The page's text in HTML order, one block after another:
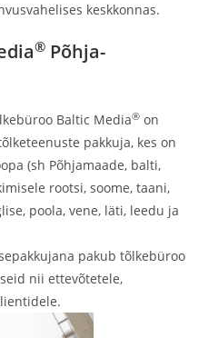
keskkonnas.
® Põhja-
Baltic Media® on
pakkuja, kes on
(sh Põhjamaade, balti,
rootsi, soome, taani,
poola, vene, läti, leedu ja
pakub tõlkebüroo
nii ettevõtetele,